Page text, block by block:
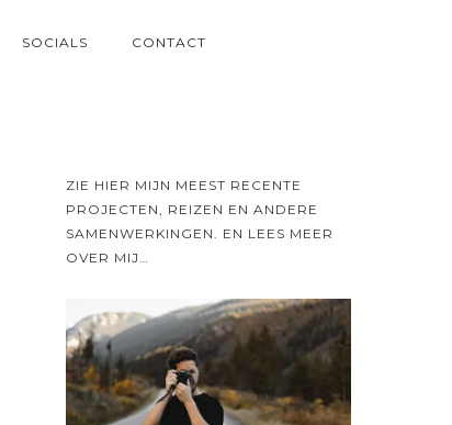
SOCIALS CONTACT
ZIE HIER MIJN MEEST RECENTE
PROJECTEN, REIZEN EN ANDERE
SAMENWERKINGEN. EN LEES MEER
OVER MIJ…